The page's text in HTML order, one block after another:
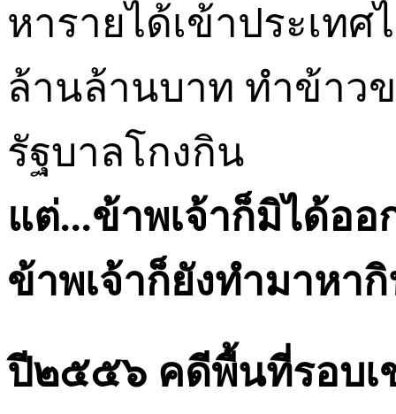
หารายได้เข้าประเท
ล้านล้านบาท ทำข้าว
รัฐบาลโกงกิน
แต่...ข้าพเจ้าก็มิได้ออ
ข้าพเจ้าก็ยังทำมาหา
ปี๒๕๕๖ คดีพื้นที่รอบเ